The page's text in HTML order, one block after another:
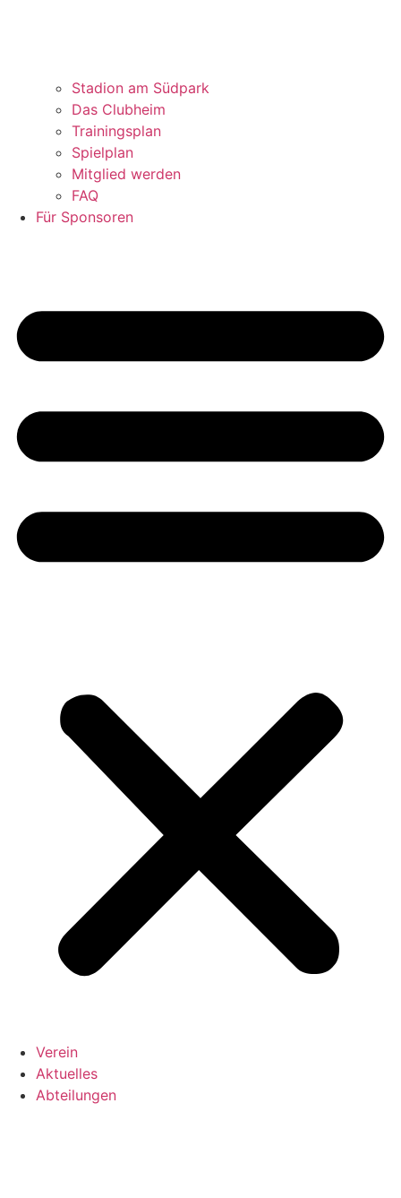
Stadion am Südpark
Das Clubheim
Trainingsplan
Spielplan
Mitglied werden
FAQ
Für Sponsoren
Verein
Aktuelles
Abteilungen